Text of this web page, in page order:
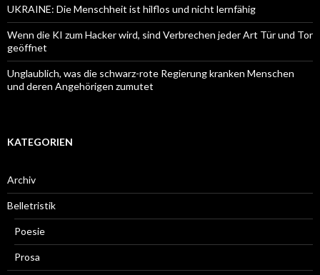
UKRAINE: Die Menschheit ist hilflos und nicht lernfähig
Wenn die KI zum Hacker wird, sind Verbrechen jeder Art Tür und Tor
geöffnet
Unglaublich, was die schwarz-rote Regierung kranken Menschen
und deren Angehörigen zumutet
KATEGORIEN
Archiv
Belletristik
Poesie
Prosa